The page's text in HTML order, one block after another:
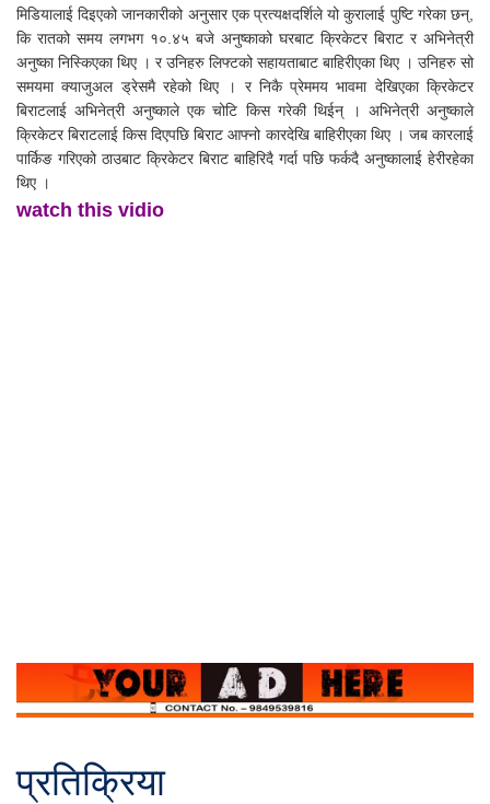
मिडियालाई दिइएको जानकारीको अनुसार एक प्रत्यक्षदर्शिले यो कुरालाई पुष्टि गरेका छन्,
कि रातको समय लगभग १०.४५ बजे अनुष्काको घरबाट क्रिकेटर बिराट र अभिनेत्री
अनुष्का निस्किएका थिए । र उनिहरु लिफ्टको सहायताबाट बाहिरीएका थिए । उनिहरु सो
समयमा क्याजुअल ड्रेसमै रहेको थिए । र निकै प्रेममय भावमा देखिएका क्रिकेटर
बिराटलाई अभिनेत्री अनुष्काले एक चोटि किस गरेकी थिईन् । अभिनेत्री अनुष्काले
क्रिकेटर बिराटलाई किस दिएपछि बिराट आफ्नो कारदेखि बाहिरीएका थिए । जब कारलाई
पार्किङ गरिएको ठाउबाट क्रिकेटर बिराट बाहिरिदै गर्दा पछि फर्कदै अनुष्कालाई हेरीरहेका
थिए ।
watch this vidio
प्रतिक्रिया